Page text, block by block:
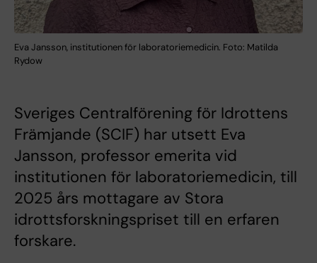
Eva Jansson, institutionen för laboratoriemedicin. Foto: Matilda
Rydow
Sveriges Centralförening för Idrottens
Främjande (SCIF) har utsett Eva
Jansson, professor emerita vid
institutionen för laboratoriemedicin, till
2025 års mottagare av Stora
idrottsforskningspriset till en erfaren
forskare.